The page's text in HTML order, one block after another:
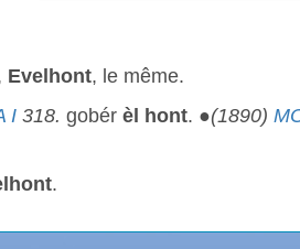
Evelhont, le même.
I 318. gobér èl hont. ●(1890)
.